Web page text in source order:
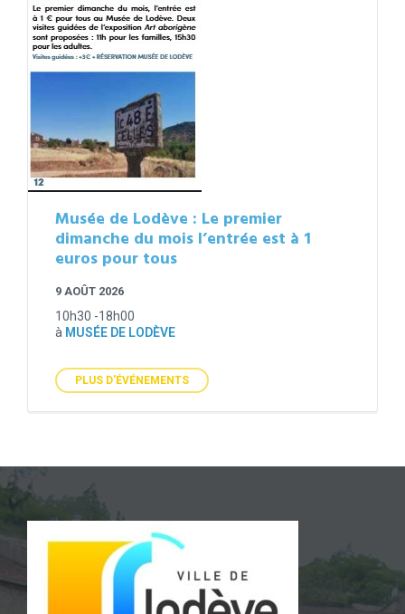
Musée de Lodève : Le premier
dimanche du mois l’entrée est à 1
euros pour tous
9 AOÛT 2026
10h30 -18h00
à MUSÉE DE LODÈVE
PLUS D'ÉVÉNEMENTS